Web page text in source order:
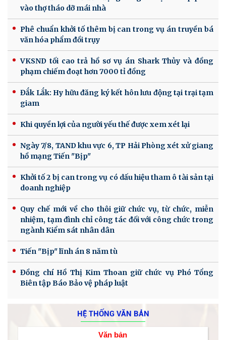
vào thợ tháo dỡ mái nhà
Phê chuẩn khởi tố thêm bị can trong vụ án truyền bá
văn hóa phẩm đồi trụy
VKSND tối cao trả hồ sơ vụ án Shark Thủy và đồng
phạm chiếm đoạt hơn 7000 tỉ đồng
Đắk Lắk: Hy hữu đăng ký kết hôn lưu động tại trại tạm
giam
Khi quyền lợi của người yếu thế được xem xét lại
Ngày 7/8, TAND khu vực 6, TP Hải Phòng xét xử giang
hồ mạng Tiến "Bịp"
Khởi tố 2 bị can trong vụ có dấu hiệu tham ô tài sản tại
doanh nghiệp
Quy chế mới về cho thôi giữ chức vụ, từ chức, miễn
nhiệm, tạm đình chỉ công tác đối với công chức trong
ngành Kiểm sát nhân dân
Tiến "Bịp" lĩnh án 8 năm tù
Đồng chí Hồ Thị Kim Thoan giữ chức vụ Phó Tổng
Biên tập Báo Bảo vệ pháp luật
HỆ THỐNG VĂN BẢN
Văn bản